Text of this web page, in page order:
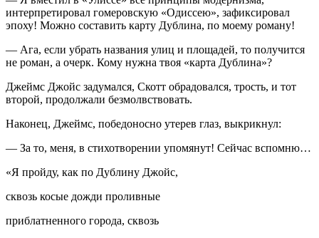
интерпретировал гомеровскую «Одиссею», зафиксировал
эпоху! Можно составить карту Дублина, по моему роману!
— Ага, если убрать названия улиц и площадей, то получится
не роман, а очерк. Кому нужна твоя «карта Дублина»?
Джеймс Джойс задумался, Скотт обрадовался, трость, и тот
второй, продолжали безмолвствовать.
Наконец, Джеймс, победоносно утерев глаз, выкрикнул:
— За то, меня, в стихотворении упомянут! Сейчас вспомню…
«Я пройду, как по Дублину Джойс,
сквозь косые дожди проливные
приблатненного города, сквозь